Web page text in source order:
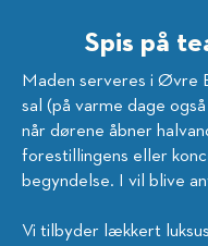
Spis på
Maden serveres i Øvre
sal (på varme dage
når dørene åbner
forestillingens eller
begyndelse. I vil blive
Vi tilbyder lækkert